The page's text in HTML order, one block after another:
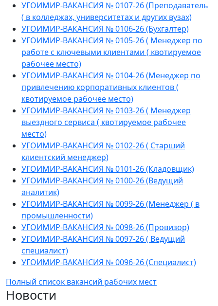
УГОИМИР-ВАКАНСИЯ № 0107-26 (Преподаватель
( в колледжах, университетах и других вузах)
УГОИМИР-ВАКАНСИЯ № 0106-26 (Бухгалтер)
УГОИМИР-ВАКАНСИЯ № 0105-26 ( Менеджер по
работе с ключевыми клиентами ( квотируемое
рабочее место)
УГОИМИР-ВАКАНСИЯ № 0104-26 (Менеджер по
привлечению корпоративных клиентов (
квотируемое рабочее место)
УГОИМИР-ВАКАНСИЯ № 0103-26 ( Менеджер
выездного сервиса ( квотируемое рабочее
место)
УГОИМИР-ВАКАНСИЯ № 0102-26 ( Старший
клиентский менеджер)
УГОИМИР-ВАКАНСИЯ № 0101-26 (Кладовщик)
УГОИМИР-ВАКАНСИЯ № 0100-26 (Ведущий
аналитик)
УГОИМИР-ВАКАНСИЯ № 0099-26 (Менеджер ( в
промышленности)
УГОИМИР-ВАКАНСИЯ № 0098-26 (Провизор)
УГОИМИР-ВАКАНСИЯ № 0097-26 ( Ведущий
специалист)
УГОИМИР-ВАКАНСИЯ № 0096-26 (Специалист)
Полный список вакансий рабочих мест
Новости